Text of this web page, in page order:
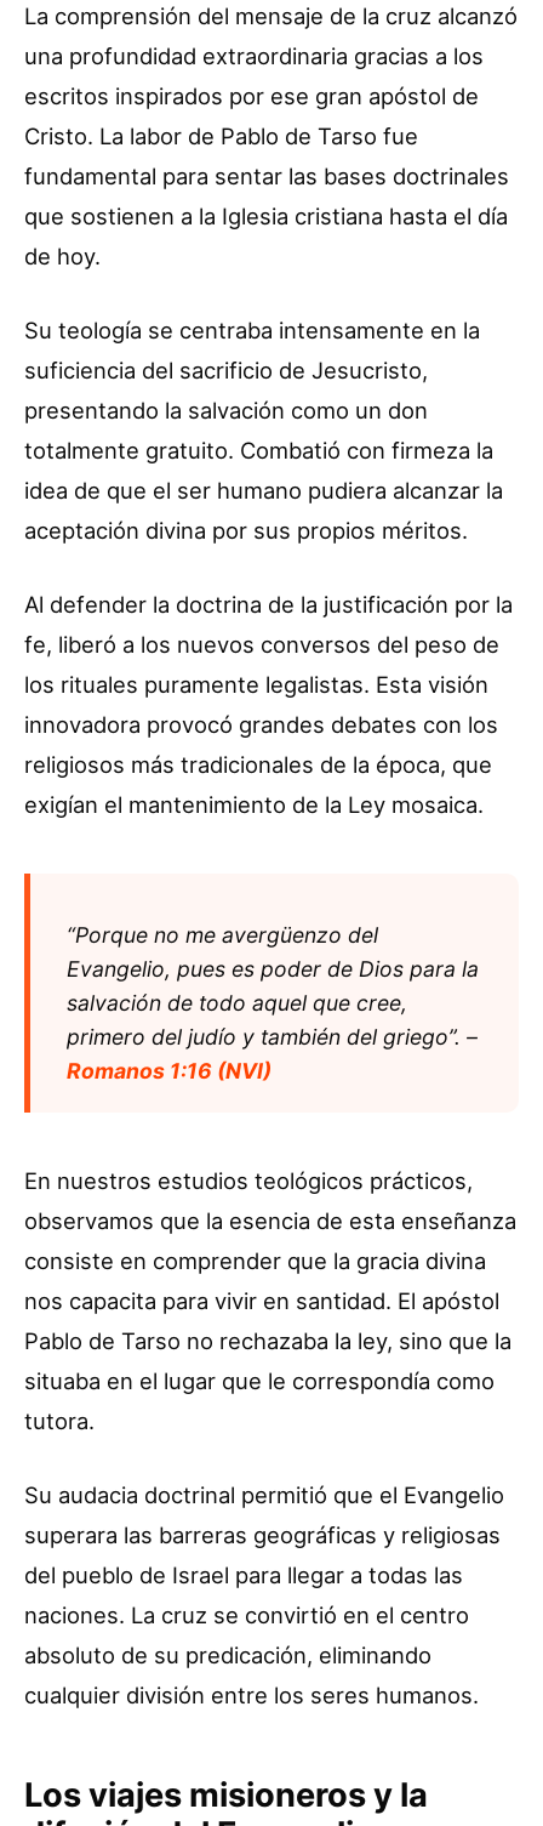
La comprensión del mensaje de la cruz alcanzó
una profundidad extraordinaria gracias a los
escritos inspirados por ese gran apóstol de
Cristo. La labor de Pablo de Tarso fue
fundamental para sentar las bases doctrinales
que sostienen a la Iglesia cristiana hasta el día
de hoy.
Su teología se centraba intensamente en la
suficiencia del sacrificio de Jesucristo,
presentando la salvación como un don
totalmente gratuito. Combatió con firmeza la
idea de que el ser humano pudiera alcanzar la
aceptación divina por sus propios méritos.
Al defender la doctrina de la justificación por la
fe, liberó a los nuevos conversos del peso de
los rituales puramente legalistas. Esta visión
innovadora provocó grandes debates con los
religiosos más tradicionales de la época, que
exigían el mantenimiento de la Ley mosaica.
“Porque no me avergüenzo del
Evangelio, pues es poder de Dios para la
salvación de todo aquel que cree,
primero del judío y también del griego”. –
Romanos 1:16 (NVI)
En nuestros estudios teológicos prácticos,
observamos que la esencia de esta enseñanza
consiste en comprender que la gracia divina
nos capacita para vivir en santidad. El apóstol
Pablo de Tarso no rechazaba la ley, sino que la
situaba en el lugar que le correspondía como
tutora.
Su audacia doctrinal permitió que el Evangelio
superara las barreras geográficas y religiosas
del pueblo de Israel para llegar a todas las
naciones. La cruz se convirtió en el centro
absoluto de su predicación, eliminando
cualquier división entre los seres humanos.
Los viajes misioneros y la